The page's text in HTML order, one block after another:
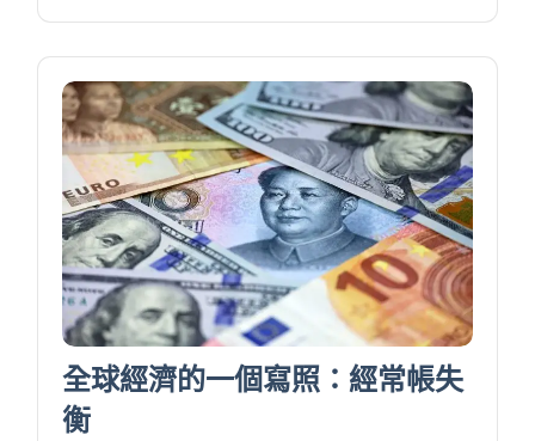
全球經濟的一個寫照：經常帳失
衡